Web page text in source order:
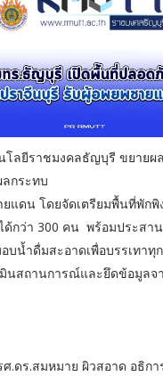
โลยีราชมงคลธัญบุรี ขยายผ
กระทบ
แดน โดยจัดเตรียมพื้นที่พักพิ
ด้กว่า 300 คน พร้อมประสา
บน้ำดื่มสะอาดเพื่อบรรเทาทุ
นสถานการณ์และยึดข้อมูลจ
ศ.ดร.สมหมาย ผิวสอาด อธิก